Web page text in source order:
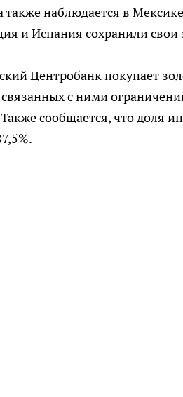
также наблюдается в
и Испания сохранили свои
Центробанк покупает
с ними
сообщается, что доля